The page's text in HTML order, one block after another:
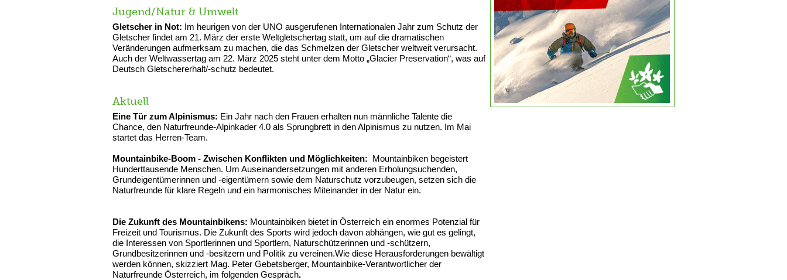
Jugend/Natur & Umwelt
Gletscher in Not: Im heurigen von der UNO ausgerufenen Internationalen Jahr zum Schutz der
Gletscher findet am 21. März der erste Weltgletschertag statt, um auf die dramatischen
Veränderungen aufmerksam zu machen, die das Schmelzen der Gletscher weltweit verursacht.
Auch der Weltwassertag am 22. März 2025 steht unter dem Motto „Glacier Preservation“, was auf
Deutsch Gletschererhalt/-schutz bedeutet.
Aktuell
Eine Tür zum Alpinismus: Ein Jahr nach den Frauen erhalten nun männliche Talente die
Chance, den Naturfreunde-Alpinkader 4.0 als Sprungbrett in den Alpinismus zu nutzen. Im Mai
startet das Herren-Team.
Mountainbike-Boom - Zwischen Konflikten und Möglichkeiten: Mountainbiken begeistert
Hunderttausende Menschen. Um Auseinandersetzungen mit anderen Erholungsuchenden,
Grundeigentümerinnen und -eigentümern sowie dem Naturschutz vorzubeugen, setzen sich die
Naturfreunde für klare Regeln und ein harmonisches Miteinander in der Natur ein.
Die Zukunft des Mountainbikens: Mountainbiken bietet in Österreich ein enormes Potenzial für
Freizeit und Tourismus. Die Zukunft des Sports wird jedoch davon abhängen, wie gut es gelingt,
die Interessen von Sportlerinnen und Sportlern, Naturschützerinnen und -schützern,
Grundbesitzerinnen und -besitzern und Politik zu vereinen.Wie diese Herausforderungen bewältigt
werden können, skizziert Mag. Peter Gebetsberger, Mountainbike-Verantwortlicher der
Naturfreunde Österreich, im folgenden Gespräch.